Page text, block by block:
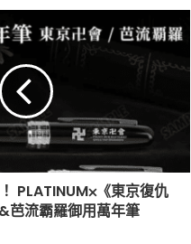
PLATINUM⨉《東京復仇
芭流霸羅御用萬年筆